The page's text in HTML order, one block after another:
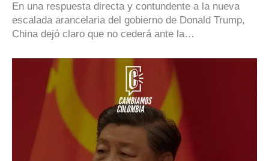
En una respuesta directa y contundente a la nueva
escalada arancelaria del gobierno de Donald Trump,
China dejó claro que no cederá ante la…